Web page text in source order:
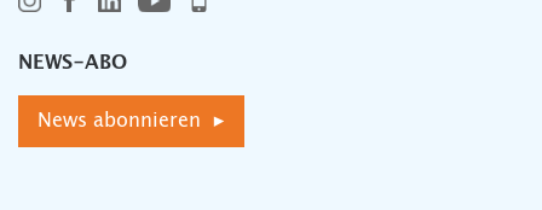
NEWS-ABO
News abonnieren ▸